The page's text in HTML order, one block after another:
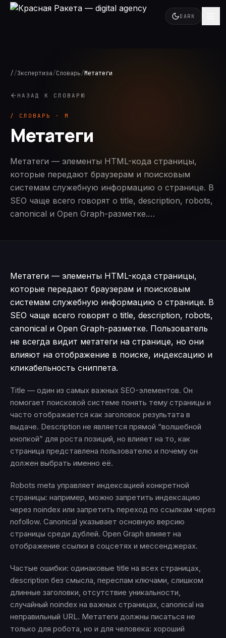
DARK
//Экспертиза/Словарь/Метатеги
НАЗАД К СЛОВАРЮ
/ СЛОВАРЬ · М
Метатеги
Метатеги — элементы HTML-кода страницы,
которые передают браузерам и поисковым
системам служебную информацию о странице. В
SEO чаще всего говорят о title, description, robots,
canonical и Open Graph-разметке.…
Метатеги — элементы HTML-кода страницы,
которые передают браузерам и поисковым
системам служебную информацию о странице. В
SEO чаще всего говорят о title, description, robots,
canonical и Open Graph-разметке. Пользователь
не всегда видит метатеги на странице, но они
влияют на отображение в поиске, индексацию и
кликабельность сниппета.
Title — один из самых важных SEO-элементов. Он
помогает поисковой системе понять тему страницы и
часто отображается как заголовок результата в
выдаче. Description не является прямой “волшебной
кнопкой” для роста позиций, но влияет на то, как
страница представлена пользователю и почему он
должен выбрать именно её.
Robots meta управляет индексацией конкретной
страницы: например, можно запретить индексацию
через noindex или запретить переход по ссылкам через
nofollow. Canonical указывает основную версию
страницы среди дублей. Open Graph влияет на
отображение ссылки в соцсетях и мессенджерах.
Частые ошибки: одинаковые title на всех страницах,
description без смысла, переспам ключами, слишком
длинные заголовки, отсутствие уникальности,
случайный noindex на важных страницах, canonical на
неправильный URL. Метатеги должны писаться не
только для робота, но и для человека: хороший